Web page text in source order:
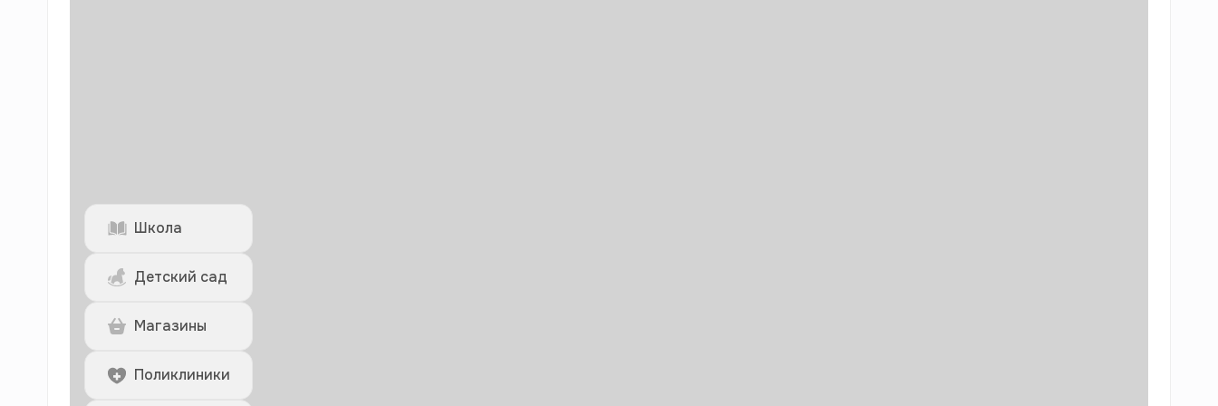
Школа
Детский сад
Магазины
Поликлиники